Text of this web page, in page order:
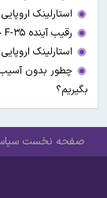
استارلینک
رقیب آینده F-۳۵ چه مشخصاتی دارد؟
استارلینک
چطور بدون
بگیریم؟
صفحه نخست